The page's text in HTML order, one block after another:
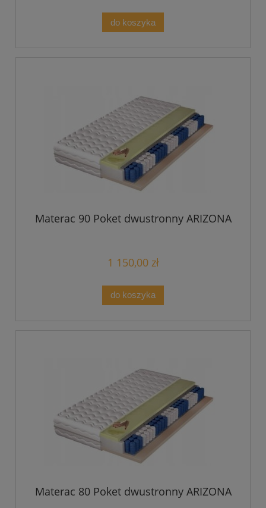
do koszyka
Materac 90 Poket dwustronny ARIZONA
1 150,00 zł
do koszyka
Materac 80 Poket dwustronny ARIZONA